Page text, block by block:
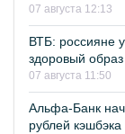
07 августа 12:13
ВТБ: россияне
здоровый
07 августа 11:50
Альфа-Банк
рублей кэшбэка